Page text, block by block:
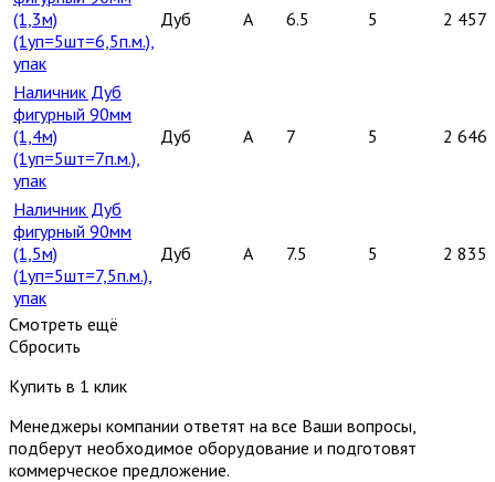
(1,3м)
(1уп=5шт=6,5п.м.),
упак
Дуб A 6.5 5 2 457
Наличник Дуб
фигурный 90мм
(1,4м)
(1уп=5шт=7п.м.),
упак
Дуб A 7 5 2 646
Наличник Дуб
фигурный 90мм
(1,5м)
(1уп=5шт=7,5п.м.),
упак
Дуб A 7.5 5 2 835
Смотреть ещё
Сбросить
Купить в 1 клик
Менеджеры компании ответят на все Ваши вопросы,
подберут необходимое оборудование и подготовят
коммерческое предложение.